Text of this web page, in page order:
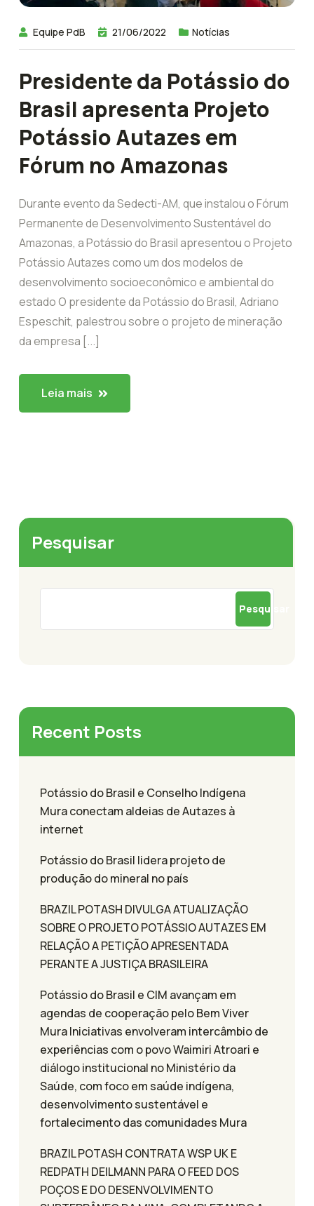
Equipe PdB 21/06/2022 Notícias
Presidente da Potássio do
Brasil apresenta Projeto
Potássio Autazes em
Fórum no Amazonas
Durante evento da Sedecti-AM, que instalou o Fórum
Permanente de Desenvolvimento Sustentável do
Amazonas, a Potássio do Brasil apresentou o Projeto
Potássio Autazes como um dos modelos de
desenvolvimento socioeconômico e ambiental do
estado O presidente da Potássio do Brasil, Adriano
Espeschit, palestrou sobre o projeto de mineração
da empresa [...]
Leia mais
Pesquisar
Pesquisar
Recent Posts
Potássio do Brasil e Conselho Indígena
Mura conectam aldeias de Autazes à
internet
Potássio do Brasil lidera projeto de
produção do mineral no país
BRAZIL POTASH DIVULGA ATUALIZAÇÃO
SOBRE O PROJETO POTÁSSIO AUTAZES EM
RELAÇÃO A PETIÇÃO APRESENTADA
PERANTE A JUSTIÇA BRASILEIRA
Potássio do Brasil e CIM avançam em
agendas de cooperação pelo Bem Viver
Mura Iniciativas envolveram intercâmbio de
experiências com o povo Waimiri Atroari e
diálogo institucional no Ministério da
Saúde, com foco em saúde indígena,
desenvolvimento sustentável e
fortalecimento das comunidades Mura
BRAZIL POTASH CONTRATA WSP UK E
REDPATH DEILMANN PARA O FEED DOS
POÇOS E DO DESENVOLVIMENTO